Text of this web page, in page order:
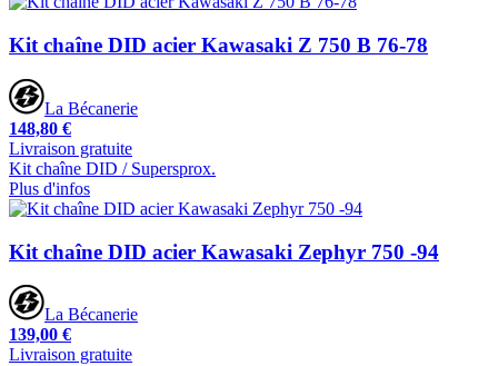
Kit chaîne DID acier Kawasaki Z 750 B 76-78
La Bécanerie
148,80 €
Livraison gratuite
Kit chaîne DID / Supersprox.
Plus d'infos
Kit chaîne DID acier Kawasaki Zephyr 750 -94
La Bécanerie
139,00 €
Livraison gratuite